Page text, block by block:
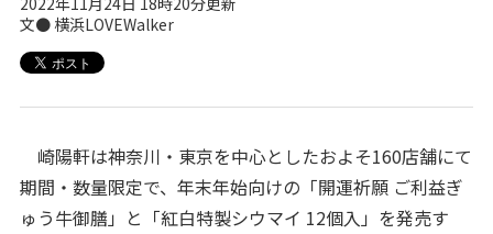
文● 横浜LOVEWalker
崎陽軒は神奈川・東京を中心としたおよそ160店舗にて
期間・数量限定で、年末年始向けの「開運祈願 ご利益ぎ
ゅう牛御膳」と「紅白特製シウマイ 12個入」を発売す